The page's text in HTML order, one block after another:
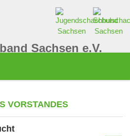
Sachsen e.V.
VORSTANDES